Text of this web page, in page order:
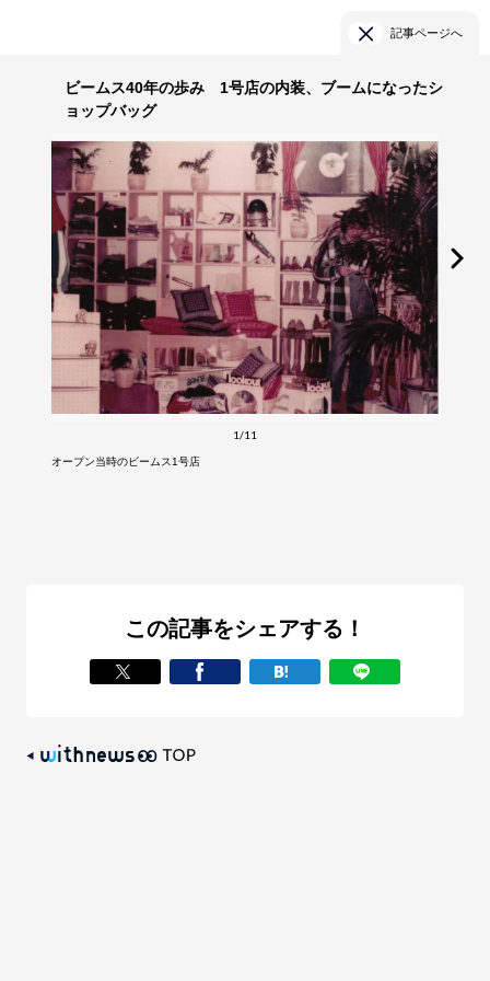
記事ページへ
ビームス40年の歩み 1号店の内装、ブームになったシ
ョップバッグ
1/11
オープン当時のビームス1号店
この記事をシェアする！